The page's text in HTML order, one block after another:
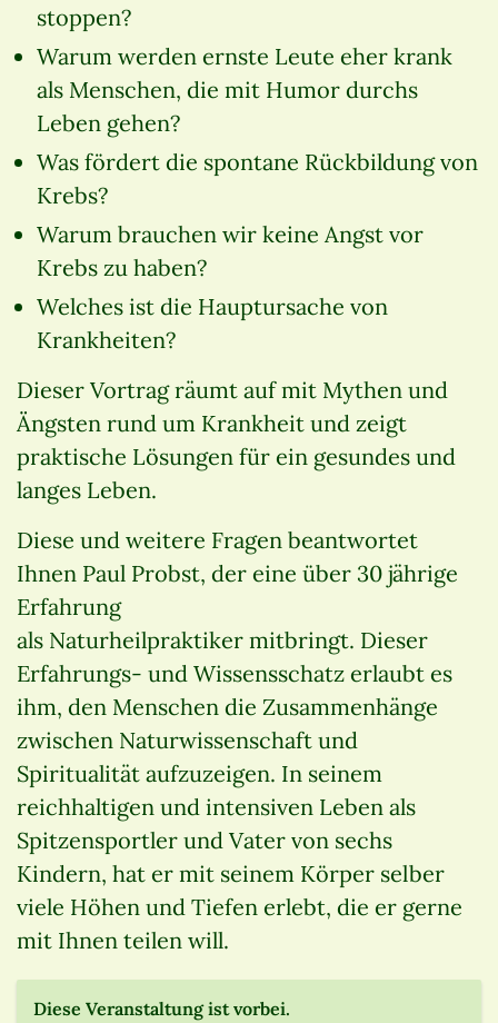
stoppen?
Warum werden ernste Leute eher krank
als Menschen, die mit Humor durchs
Leben gehen?
Was fördert die spontane Rückbildung von
Krebs?
Warum brauchen wir keine Angst vor
Krebs zu haben?
Welches ist die Hauptursache von
Krankheiten?
Dieser Vortrag räumt auf mit Mythen und
Ängsten rund um Krankheit und zeigt
praktische Lösungen für ein gesundes und
langes Leben.
Diese und weitere Fragen beantwortet
Ihnen Paul Probst, der eine über 30 jährige
Erfahrung
als Naturheilpraktiker mitbringt. Dieser
Erfahrungs- und Wissensschatz erlaubt es
ihm, den Menschen die Zusammenhänge
zwischen Naturwissenschaft und
Spiritualität aufzuzeigen. In seinem
reichhaltigen und intensiven Leben als
Spitzensportler und Vater von sechs
Kindern, hat er mit seinem Körper selber
viele Höhen und Tiefen erlebt, die er gerne
mit Ihnen teilen will.
Diese Veranstaltung ist vorbei.